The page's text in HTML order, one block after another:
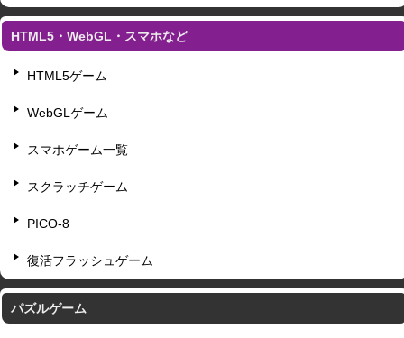
HTML5・WebGL・スマホなど
HTML5ゲーム
WebGLゲーム
スマホゲーム一覧
スクラッチゲーム
PICO-8
復活フラッシュゲーム
パズルゲーム